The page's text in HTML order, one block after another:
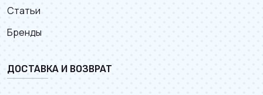
Статьи
Бренды
ДОСТАВКА И ВОЗВРАТ